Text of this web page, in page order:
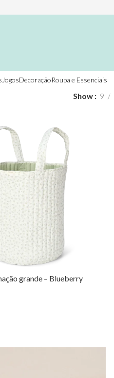
JogosDecoraçãoRoupa e Essenciais
Show 9
grande – Blueberry